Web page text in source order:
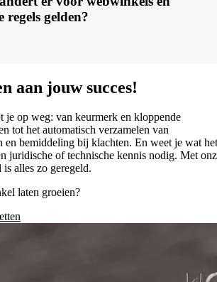
regels gelden?
aan jouw succes!
je op weg: van keurmerk en kloppende
tot het automatisch verzamelen van
en bemiddeling bij klachten. En weet je wat het
juridische of technische kennis nodig. Met
alles zo geregeld.
laten groeien?